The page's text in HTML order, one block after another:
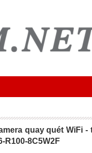
quay quét WiFi -
R100-8C5W2F